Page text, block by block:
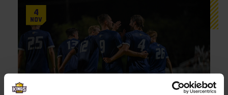
4
Nov